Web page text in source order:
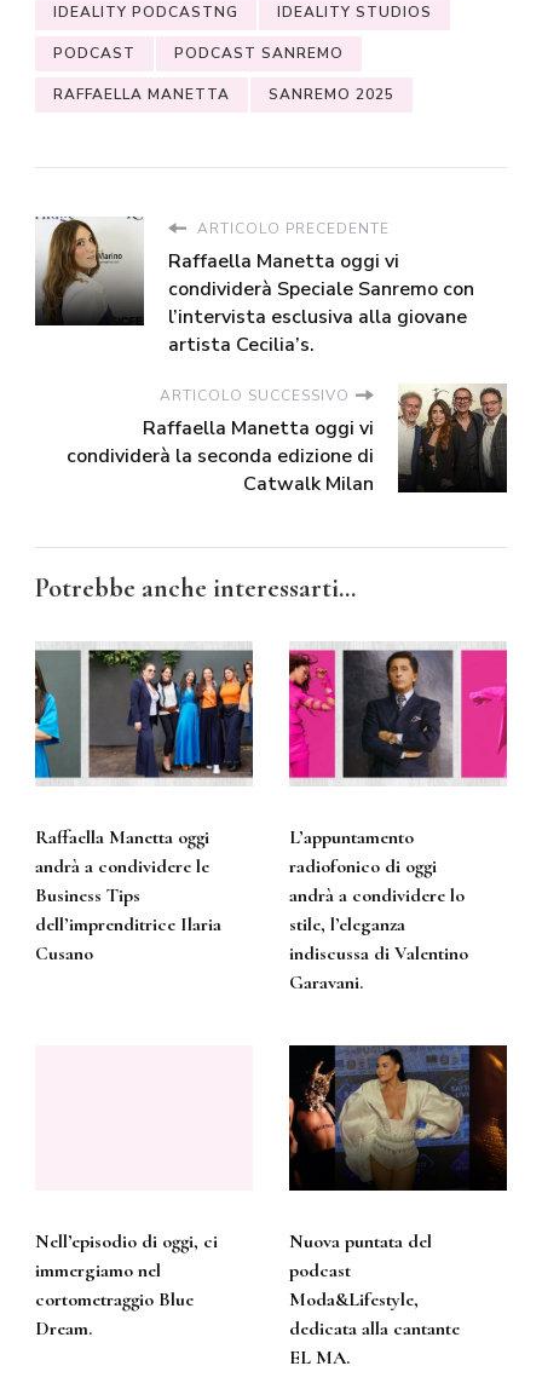
IDEALITY PODCASTNG IDEALITY STUDIOS
PODCAST PODCAST SANREMO
RAFFAELLA MANETTA SANREMO 2025
ARTICOLO PRECEDENTE
Raffaella Manetta oggi vi
condividerà Speciale Sanremo con
l’intervista esclusiva alla giovane
artista Cecilia’s.
ARTICOLO SUCCESSIVO
Raffaella Manetta oggi vi
condividerà la seconda edizione di
Catwalk Milan
Potrebbe anche interessarti...
Raffaella Manetta oggi
andrà a condividere le
Business Tips
dell’imprenditrice Ilaria
Cusano
L’appuntamento
radiofonico di oggi
andrà a condividere lo
stile, l’eleganza
indiscussa di Valentino
Garavani.
Nell’episodio di oggi, ci
immergiamo nel
cortometraggio Blue
Dream.
Nuova puntata del
podcast
Moda&Lifestyle,
dedicata alla cantante
EL MA.